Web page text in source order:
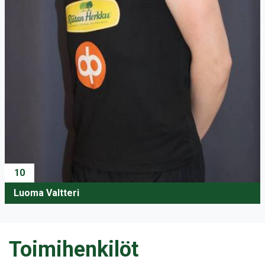
10
Luoma Valtteri
Toimihenkilöt